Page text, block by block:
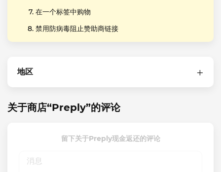
在一个标签中购物
禁用防病毒阻止赞助商链接
地区
关于商店“Preply”的评论
留下关于Preply现金返还的评论